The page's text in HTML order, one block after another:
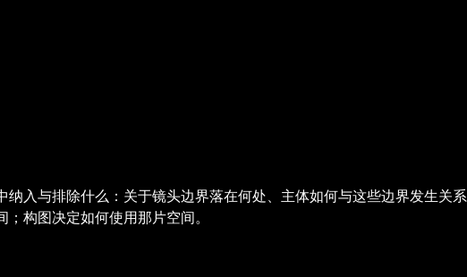
入与排除什么：关于镜头边界落在何处、主体如何与这些边界发生关系
构图决定如何使用那片空间。